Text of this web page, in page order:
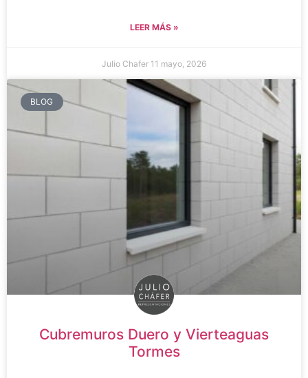
LEER MÁS »
Julio Chafer 11 mayo, 2026
BLOG
Cubremuros Duero y Vierteaguas
Tormes​